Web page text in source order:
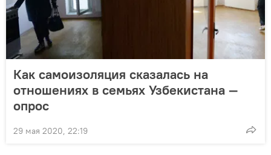
Как самоизоляция сказалась на
отношениях в семьях Узбекистана —
опрос
29 мая 2020, 22:19